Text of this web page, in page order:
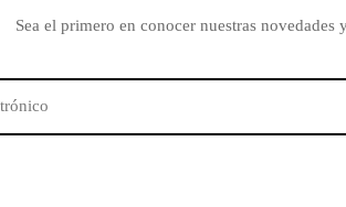
Sea el primero en conocer nuestras novedades